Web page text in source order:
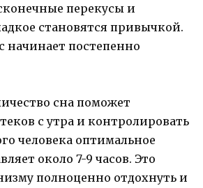
перекусы и
становятся привычкой.
начинает постепенно
сна поможет
с утра и контролировать
человека оптимальное
около 7-9 часов. Это
полноценно отдохнуть и